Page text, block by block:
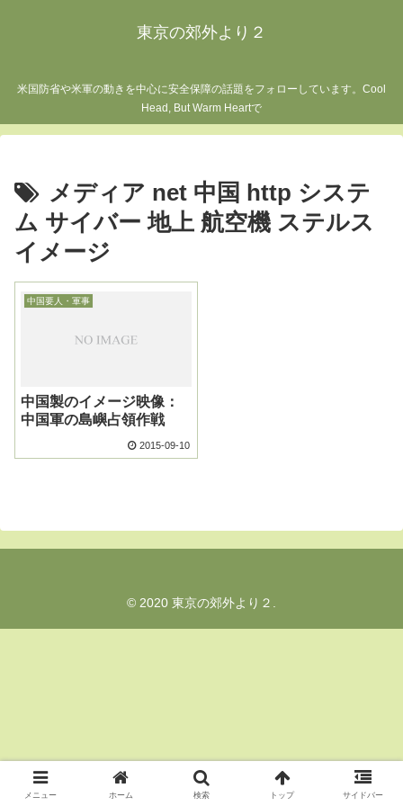
東京の郊外より２
米国防省や米軍の動きを中心に安全保障の話題をフォローしています。Cool
Head, But Warm Heartで
メディア net 中国 http システ
ム サイバー 地上 航空機 ステルス
イメージ
中国要人・軍事
中国製のイメージ映像：
中国軍の島嶼占領作戦
2015-09-10
© 2020 東京の郊外より２.
メニュー ホーム 検索 トップ サイドバー